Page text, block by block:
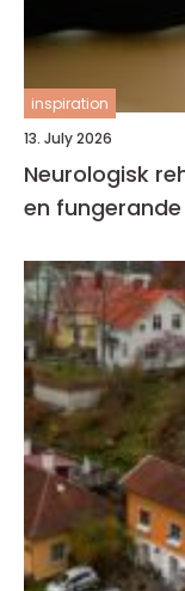
inspiration
13. July 2026
Neurologisk
en